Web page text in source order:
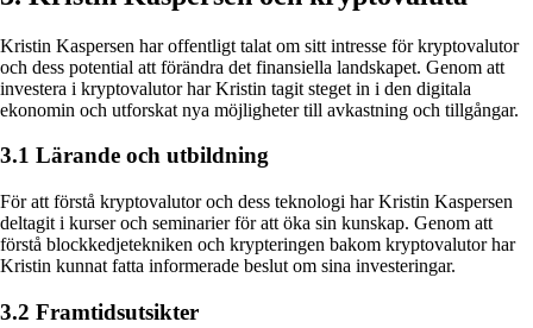
Kristin Kaspersen har offentligt talat om sitt intresse för kryptovalutor
och dess potential att förändra det finansiella landskapet. Genom att
investera i kryptovalutor har Kristin tagit steget in i den digitala
ekonomin och utforskat nya möjligheter till avkastning och tillgångar.
3.1 Lärande och utbildning
För att förstå kryptovalutor och dess teknologi har Kristin Kaspersen
deltagit i kurser och seminarier för att öka sin kunskap. Genom att
förstå blockkedjetekniken och krypteringen bakom kryptovalutor har
Kristin kunnat fatta informerade beslut om sina investeringar.
3.2 Framtidsutsikter